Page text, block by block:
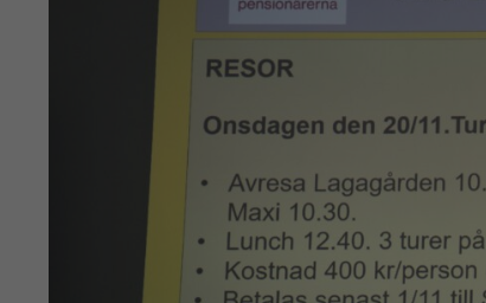
hemsidan
Upplevelse
hemsida ska
prestera så
bra som
möjligt under
ditt besök.
Om du nekar